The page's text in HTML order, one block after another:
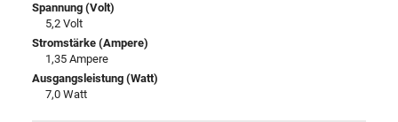
Spannung (Volt)
5,2 Volt
Stromstärke (Ampere)
1,35 Ampere
Ausgangsleistung (Watt)
7,0 Watt